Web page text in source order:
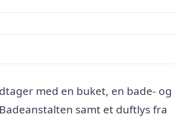
med en buket, en bade- og
samt et duftlys fra